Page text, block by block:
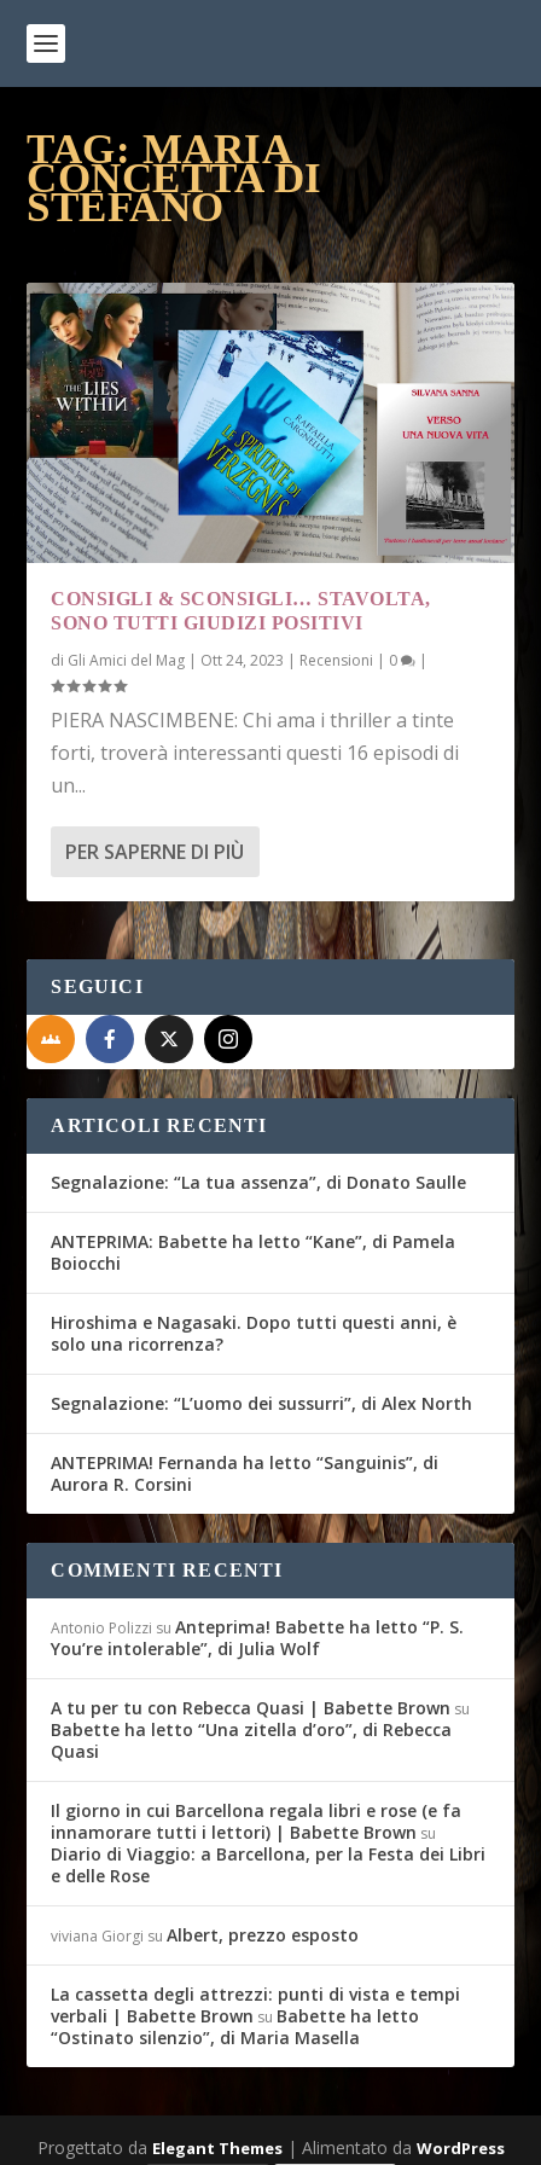
TAG: MARIA
CONCETTA DI
STEFANO
CONSIGLI & SCONSIGLI… STAVOLTA,
SONO TUTTI GIUDIZI POSITIVI
di Gli Amici del Mag | Ott 24, 2023 | Recensioni | 0 |
PIERA NASCIMBENE: Chi ama i thriller a tinte
forti, troverà interessanti questi 16 episodi di
un...
PER SAPERNE DI PIÙ
SEGUICI
ARTICOLI RECENTI
Segnalazione: “La tua assenza”, di Donato Saulle
ANTEPRIMA: Babette ha letto “Kane”, di Pamela
Boiocchi
Hiroshima e Nagasaki. Dopo tutti questi anni, è
solo una ricorrenza?
Segnalazione: “L’uomo dei sussurri”, di Alex North
ANTEPRIMA! Fernanda ha letto “Sanguinis”, di
Aurora R. Corsini
COMMENTI RECENTI
Antonio Polizzi suAnteprima! Babette ha letto “P. S.
You’re intolerable”, di Julia Wolf
A tu per tu con Rebecca Quasi | Babette Brown su
Babette ha letto “Una zitella d’oro”, di Rebecca
Quasi
Il giorno in cui Barcellona regala libri e rose (e fa
innamorare tutti i lettori) | Babette Brown su
Diario di Viaggio: a Barcellona, per la Festa dei Libri
e delle Rose
viviana Giorgi suAlbert, prezzo esposto
La cassetta degli attrezzi: punti di vista e tempi
verbali | Babette Brown su Babette ha letto
“Ostinato silenzio”, di Maria Masella
Progettato da Elegant Themes| Alimentato da WordPress